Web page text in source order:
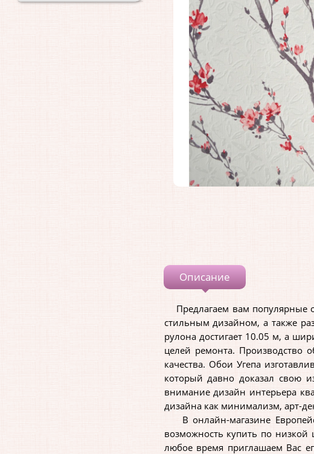
Описание
Предлагаем вам популярные
стильным дизайном, а также
рулона достигает 10.05 м, а
целей ремонта. Производство
качества. Обои Угепа
который давно доказал свою
внимание дизайн интерьера
дизайна как минимализм, арт-
В онлайн-магазине
возможность купить по
любое время приглашаем Вас